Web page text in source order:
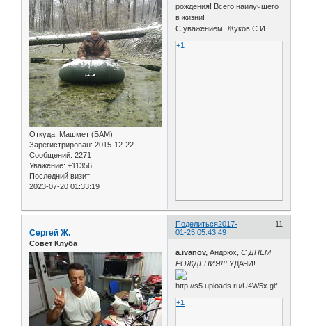
Откуда: Машмет (БАМ)
Зарегистрирован: 2015-12-22
Сообщений: 2271
Уважение: +11356
Последний визит:
2023-07-20 01:33:19
рождения! Всего наилучшего
в жизни!
С уважением, Жуков С.И.
+1
Поделиться 11
2017-
01-25 05:43:49
Сергей Ж.
Совет Клуба
a.ivanov, Андрюх,С ДНЕМ
РОЖДЕНИЯ!!! УДАЧИ!
+1